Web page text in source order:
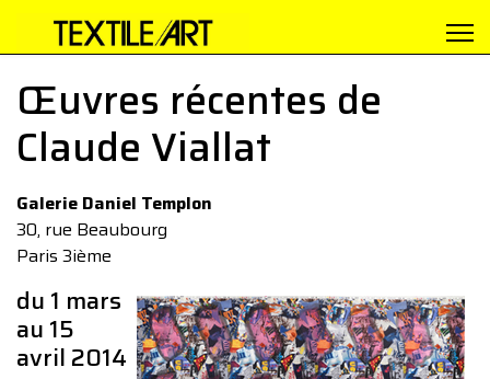
Œuvres récentes de
Claude Viallat
Galerie Daniel Templon
30, rue Beaubourg
Paris 3ième
du 1 mars
au 15
avril 2014